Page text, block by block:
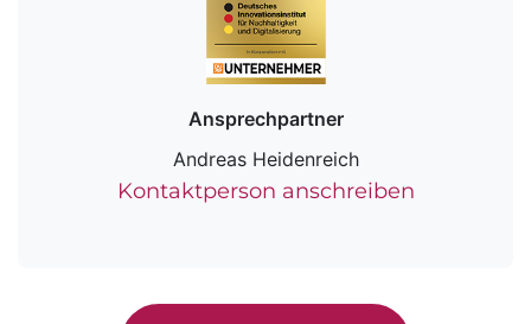
Ansprechpartner
Andreas Heidenreich
Kontaktperson anschreiben